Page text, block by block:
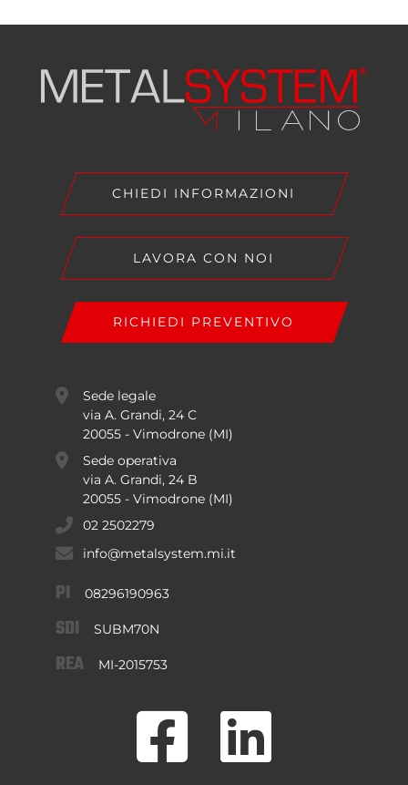
CHIEDI INFORMAZIONI
LAVORA CON NOI
RICHIEDI PREVENTIVO
Sede legale
via A. Grandi, 24 C
20055 - Vimodrone (MI)
Sede operativa
via A. Grandi, 24 B
20055 - Vimodrone (MI)
02 2502279
info@metalsystem.mi.it
PI 08296190963
SDI SUBM70N
REA MI-2015753